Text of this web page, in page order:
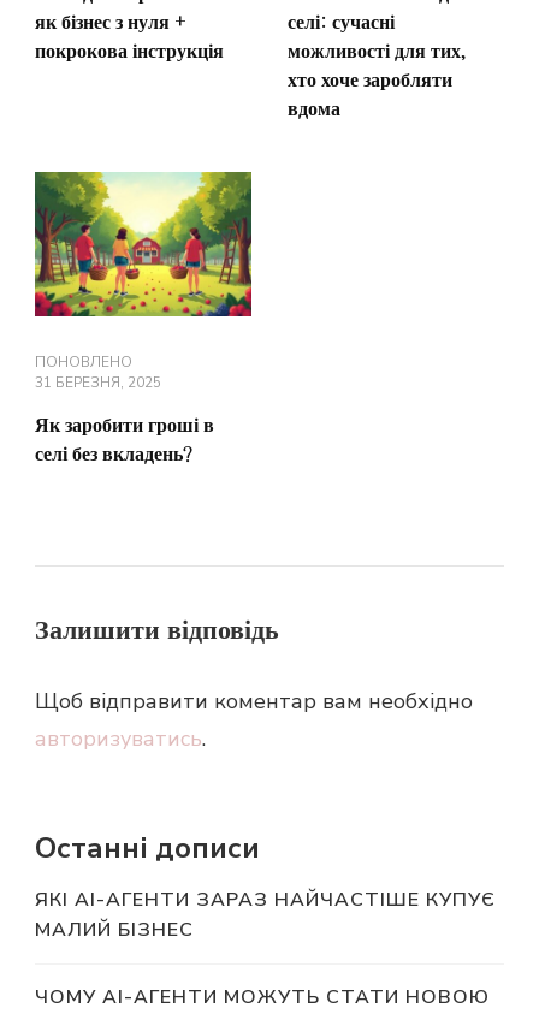
як бізнес з нуля +
покрокова інструкція
селі: сучасні
можливості для тих,
хто хоче заробляти
вдома
ПОНОВЛЕНО
31 БЕРЕЗНЯ, 2025
Як заробити гроші в
селі без вкладень?
Залишити відповідь
Щоб відправити коментар вам необхідно
авторизуватись.
Останні дописи
ЯКІ AI-АГЕНТИ ЗАРАЗ НАЙЧАСТІШЕ КУПУЄ
МАЛИЙ БІЗНЕС
ЧОМУ AI-АГЕНТИ МОЖУТЬ СТАТИ НОВОЮ